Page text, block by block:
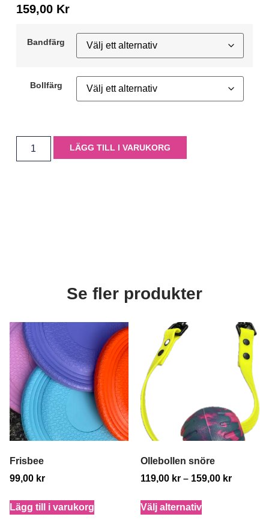
159,00 Kr
Bandfärg
Bollfärg
LÄGG TILL I VARUKORG
Se fler produkter
Frisbee
99,00 kr
Lägg till i varukorg
Ollebollen snöre
119,00 kr – 159,00 kr
Välj alternativ